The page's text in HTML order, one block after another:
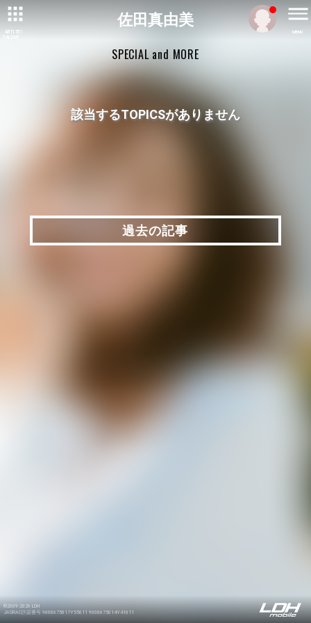
ARTIST/
MENU
佐田真由美
SPECIAL and MORE
該当するTOPICSがありません
過去の記事
©2009-2026 LDH
JASRAC許諾番号 9008675017Y55011 9008675014Y41011